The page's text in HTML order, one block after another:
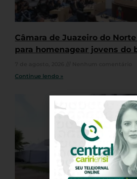
Câmara de Juazeiro do
para homenagear jovens do
Continue lendo »